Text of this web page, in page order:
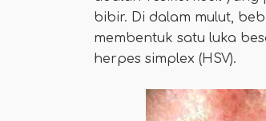
bibir. Di dalam mulut,
membentuk satu luka
herpes simplex (HSV).